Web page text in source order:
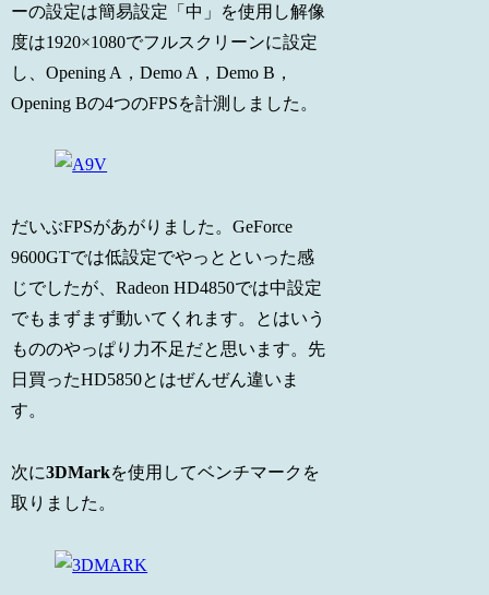
ーの設定は簡易設定「中」を使用し解像
度は1920×1080でフルスクリーンに設定
し、Opening A，Demo A，Demo B，
Opening Bの4つのFPSを計測しました。
だいぶFPSがあがりました。GeForce
9600GTでは低設定でやっとといった感
じでしたが、Radeon HD4850では中設定
でもまずまず動いてくれます。とはいう
もののやっぱり力不足だと思います。先
日買ったHD5850とはぜんぜん違いま
す。
次に3DMarkを使用してベンチマークを
取りました。